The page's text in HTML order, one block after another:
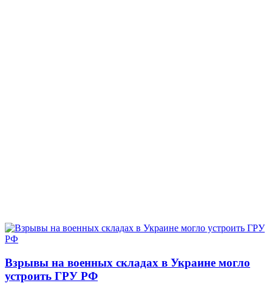
Взрывы на военных складах в Украине могло
устроить ГРУ РФ